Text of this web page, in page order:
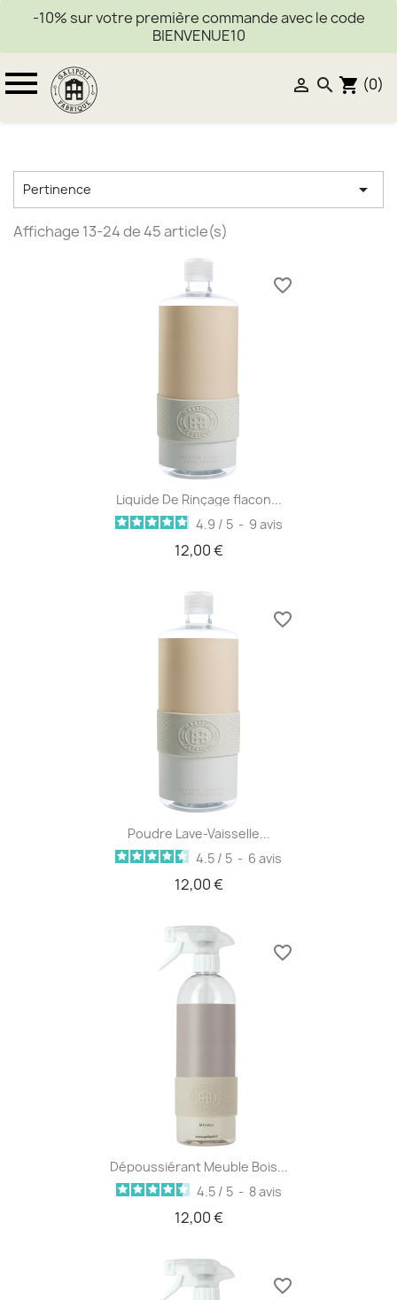
-10% sur votre première commande avec le code
BIENVENUE10
   shopping_cart (0)
Pertinence 
Affichage 13-24 de 45 article(s)
Liquide De Rinçage flacon...
4.9 / 5 - 9 avis
12,00 €
favorite_border
Poudre Lave-Vaisselle...
4.5 / 5 - 6 avis
12,00 €
favorite_border
Dépoussiérant Meuble Bois...
4.5 / 5 - 8avis
12,00 €
favorite_border
favorite_border